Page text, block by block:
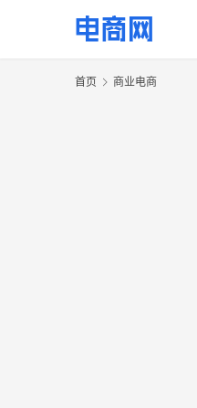
首页 商业电商